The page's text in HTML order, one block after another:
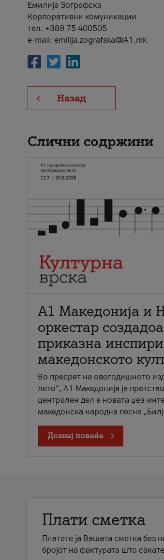
Емилија Зографска
Корпоративни комуникации
тел. +389 75 400505
e-mail: emilija.zografska@A1.mk
Назад
Слични содржини
А1 Македонија и
оркестар
приказна
македонското
Во пресрет на овогодишното
лето“, А1 Македонија ја
централен дел е новата џез-
македонска народна песна
Дознај повеќе
Плати сметка
Платете ја Вашата сметка без
бројот на фактурата што